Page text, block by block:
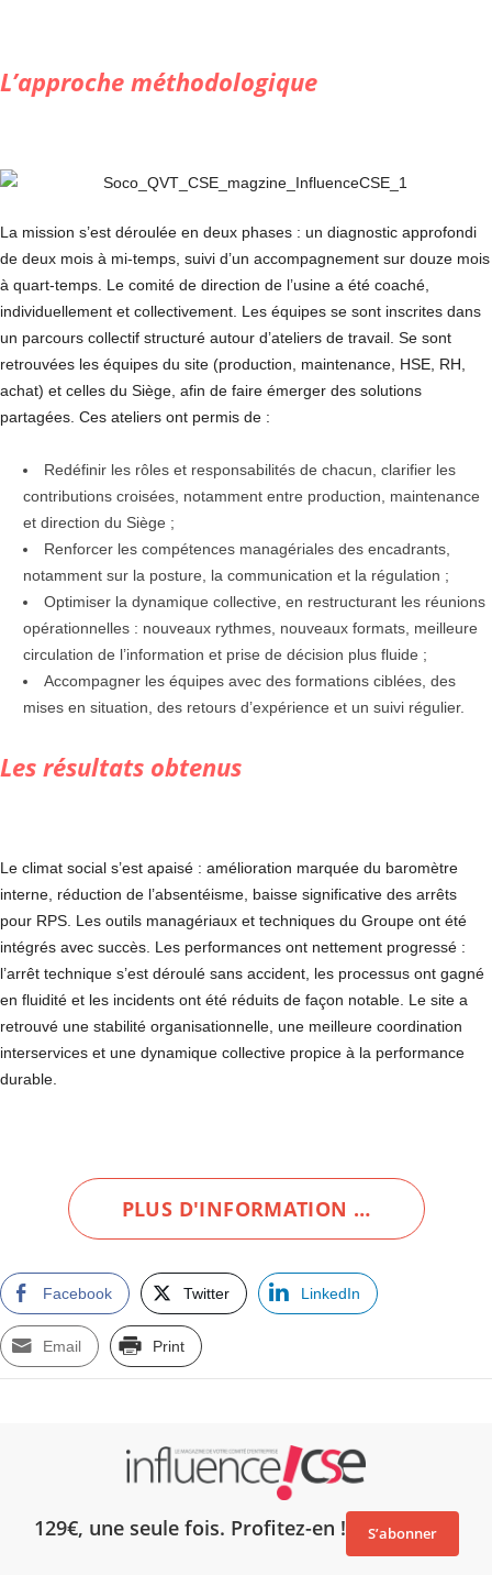
L’approche méthodologique
La mission s’est déroulée en deux phases : un diagnostic approfondi
de deux mois à mi-temps, suivi d’un accompagnement sur douze mois
à quart-temps. Le comité de direction de l’usine a été coaché,
individuellement et collectivement. Les équipes se sont inscrites dans
un parcours collectif structuré autour d’ateliers de travail. Se sont
retrouvées les équipes du site (production, maintenance, HSE, RH,
achat) et celles du Siège, afin de faire émerger des solutions
partagées. Ces ateliers ont permis de :
Redéfinir les rôles et responsabilités de chacun, clarifier les
contributions croisées, notamment entre production, maintenance
et direction du Siège ;
Renforcer les compétences managériales des encadrants,
notamment sur la posture, la communication et la régulation ;
Optimiser la dynamique collective, en restructurant les réunions
opérationnelles : nouveaux rythmes, nouveaux formats, meilleure
circulation de l’information et prise de décision plus fluide ;
Accompagner les équipes avec des formations ciblées, des
mises en situation, des retours d’expérience et un suivi régulier.
Les résultats obtenus
Le climat social s’est apaisé : amélioration marquée du baromètre
interne, réduction de l’absentéisme, baisse significative des arrêts
pour RPS. Les outils managériaux et techniques du Groupe ont été
intégrés avec succès. Les performances ont nettement progressé :
l’arrêt technique s’est déroulé sans accident, les processus ont gagné
en fluidité et les incidents ont été réduits de façon notable. Le site a
retrouvé une stabilité organisationnelle, une meilleure coordination
interservices et une dynamique collective propice à la performance
durable.
PLUS D'INFORMATION …
Facebook Twitter LinkedIn
Email Print
129€, une seule fois. Profitez-en ! S’abonner